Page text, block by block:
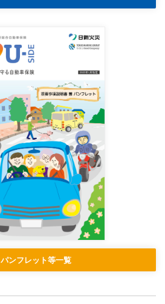
パンフレット等一覧